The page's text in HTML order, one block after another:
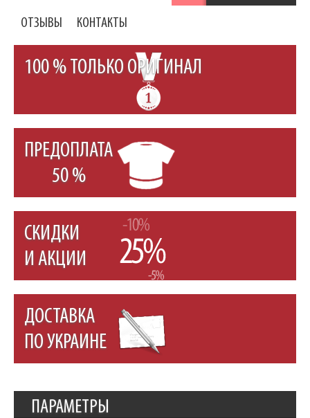
ОТЗЫВЫ КОНТАКТЫ
100 % ТОЛЬКО ОРИГИНАЛ
ПРЕДОПЛАТА
50 %
СКИДКИ
И АКЦИИ
ДОСТАВКА
ПО УКРАИНЕ
ПАРАМЕТРЫ